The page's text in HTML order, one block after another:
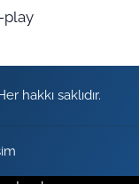
hakkı saklıdır.